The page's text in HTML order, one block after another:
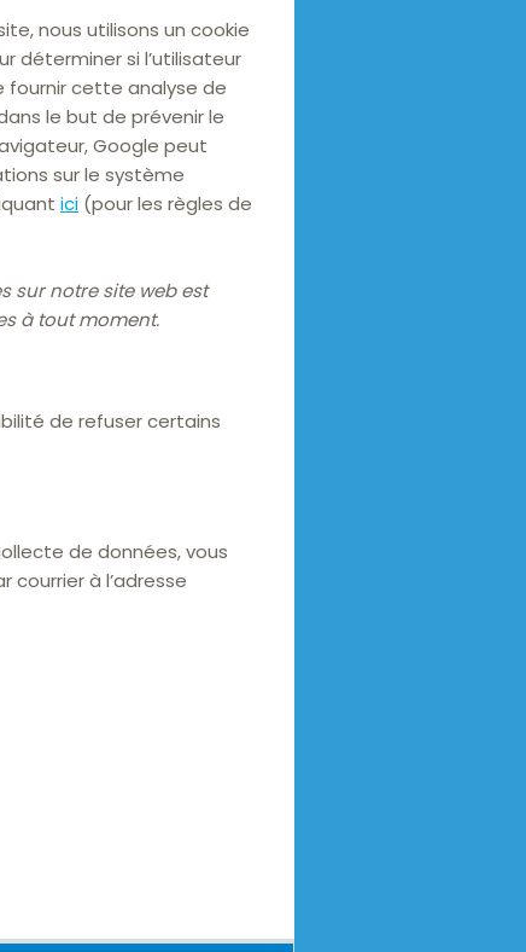
nous utilisons un cookie
déterminer si l’utilisateur
fournir cette analyse de
le but de prévenir le
Google peut
sur le système
ici (pour les règles de
sur notre site web est
à tout moment.
de refuser certains
de données, vous
à l’adresse